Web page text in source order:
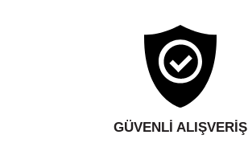
GÜVENLI ALIŞVERIŞ